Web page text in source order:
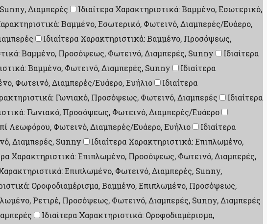
Διαμπερές
Ιδιαίτερα Χαρακτηριστικά: Βαμμένο, Εσωτερικό,
Βαμμένο, Εσωτερικό, Φωτεινό, Διαμπερές/Ευάερο,
Ιδιαίτερα Χαρακτηριστικά: Βαμμένο, Προσόψεως,
Βαμμένο, Προσόψεως, Φωτεινό, Διαμπερές, Sunny
Ιδιαίτερα
Βαμμένο, Φωτεινό, Διαμπερές, Sunny
Ιδιαίτερα
Φωτεινό, Διαμπερές/Ευάερο, Ευήλιο
Ιδιαίτερα
Γωνιακό, Προσόψεως, Φωτεινό, Διαμπερές
Ιδιαίτερα
Γωνιακό, Προσόψεως, Φωτεινό, Διαμπερές/Ευάερο
Λεωφόρου, Φωτεινό, Διαμπερές/Ευάερο, Ευήλιο
Ιδιαίτερα
Διαμπερές, Sunny
Ιδιαίτερα Χαρακτηριστικά: Επιπλωμένο,
Χαρακτηριστικά: Επιπλωμένο, Προσόψεως, Φωτεινό, Διαμπερές,
Χαρακτηριστικά: Επιπλωμένο, Φωτεινό, Διαμπερές, Sunny,
Οροφοδιαμέρισμα, Βαμμένο, Επιπλωμένο, Προσόψεως,
Ρετιρέ, Προσόψεως, Φωτεινό, Διαμπερές, Sunny, Διαμπερές
Ιδιαίτερα Χαρακτηριστικά: Οροφοδιαμέρισμα,